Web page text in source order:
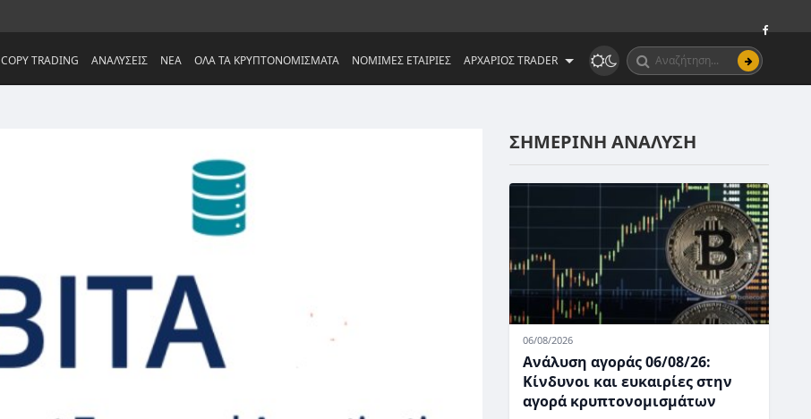
COPY TRADING ΑΝΑΛΥΣΕΙΣ NEA ΟΛΑ ΤΑ ΚΡΥΠΤΟΝΟΜΙΣΜΑΤΑ ΝΟΜΙΜΕΣ ΕΤΑΙΡΙΕΣ ΑΡΧΑΡΙΟΣ TRADER
ΣΗΜΕΡΙΝΗ ΑΝΑΛΥΣΗ
06/08/2026
Ανάλυση αγοράς 06/08/26:
Κίνδυνοι και ευκαιρίες στην
αγορά κρυπτονομισμάτων